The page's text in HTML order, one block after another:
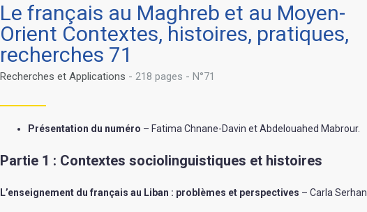
Le français au Maghreb et au Moyen-
Orient Contextes, histoires, pratiques,
recherches 71
Recherches et Applications - 218 pages - N°71
Présentation du numéro – Fatima Chnane-Davin et Abdelouahed Mabrour.
Partie 1 : Contextes sociolinguistiques et histoires
L’enseignement du français au Liban : problèmes et perspectives – Carla Serhan